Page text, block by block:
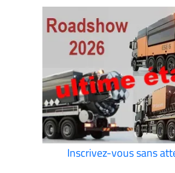
Inscrivez-vous sans